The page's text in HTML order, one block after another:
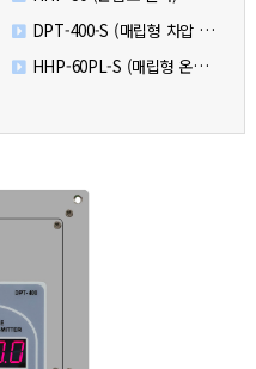
DPT-400-S (매립형 차압 센서)
HHP-60PL-S (매립형 온습도 센서)